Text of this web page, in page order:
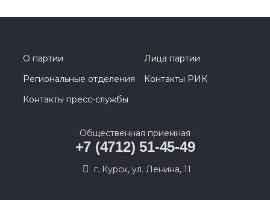
О партии
Лица партии
Региональные отделения
Контакты РИК
Контакты пресс-службы
Общественная приемная
+7 (4712) 51-45-49
г. Курск, ул. Ленина, 11